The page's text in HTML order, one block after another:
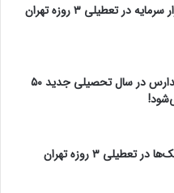
در تعطیلی ۳ روزه تهران
کرایه سرویس مدارس در سال تحصیلی جدید ۵۰
تعطیلی ۳ روزه تهران